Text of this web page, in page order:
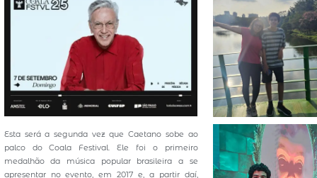
Esta será a segunda vez que Caetano sobe ao
palco do Coala Festival. Ele foi o primeiro
medalhão da música popular brasileira a se
apresentar no evento, em 2017 e, a partir daí,